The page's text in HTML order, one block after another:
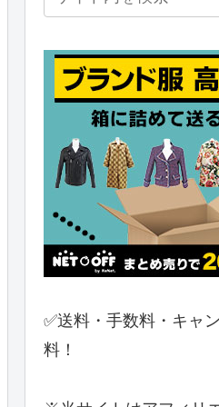
✅送料・手数料・キャ
料！